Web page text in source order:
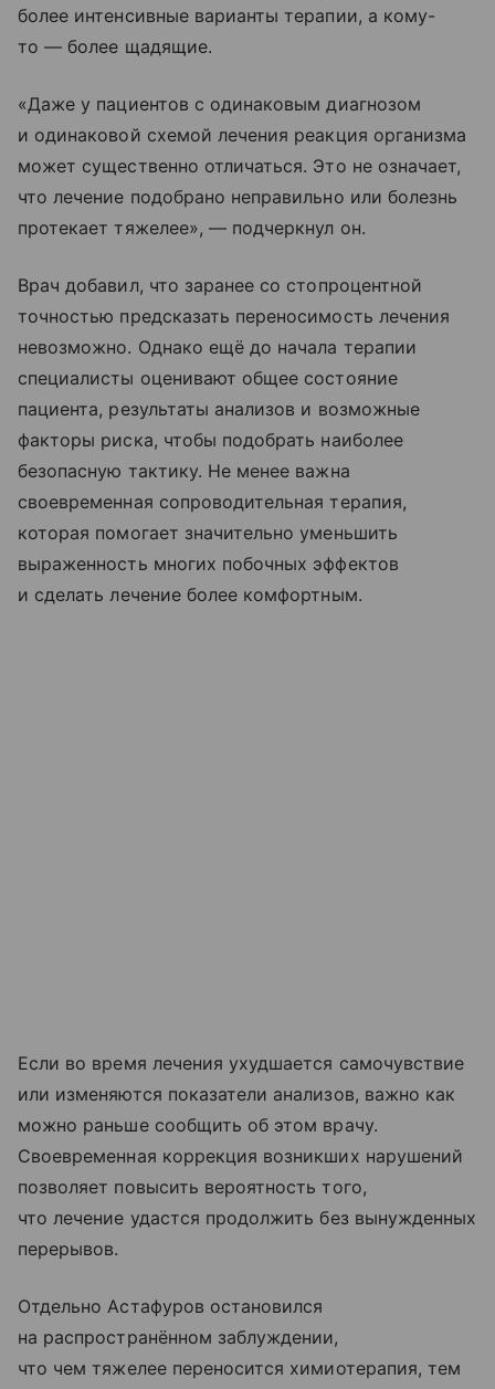
более интенсивные варианты терапии, а кому-
то — более щадящие.
«Даже у пациентов с одинаковым диагнозом
и одинаковой схемой лечения реакция организма
может существенно отличаться. Это не означает,
что лечение подобрано неправильно или болезнь
протекает тяжелее», — подчеркнул он.
Врач добавил, что заранее со стопроцентной
точностью предсказать переносимость лечения
невозможно. Однако ещё до начала терапии
специалисты оценивают общее состояние
пациента, результаты анализов и возможные
факторы риска, чтобы подобрать наиболее
безопасную тактику. Не менее важна
своевременная сопроводительная терапия,
которая помогает значительно уменьшить
выраженность многих побочных эффектов
и сделать лечение более комфортным.
Если во время лечения ухудшается самочувствие
или изменяются показатели анализов, важно как
можно раньше сообщить об этом врачу.
Своевременная коррекция возникших нарушений
позволяет повысить вероятность того,
что лечение удастся продолжить без вынужденных
перерывов.
Отдельно Астафуров остановился
на распространённом заблуждении,
что чем тяжелее переносится химиотерапия, тем